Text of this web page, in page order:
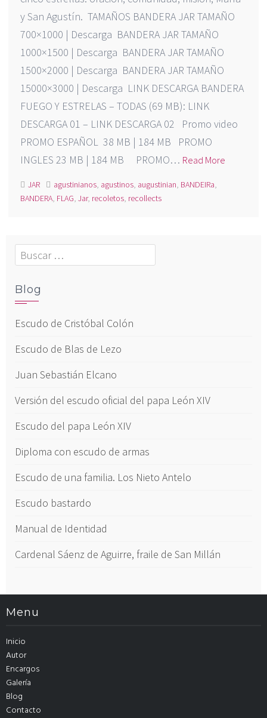
y San Agustín. TAMAÑOS BANDERA JAR TAMAÑO
700×1000 | Descarga BANDERA JAR TAMAÑO
1000×1500 | Descarga BANDERA JAR TAMAÑO
1500×2000 | Descarga BANDERA JAR TAMAÑO
15000×3000 | Descarga LINK DESCARGA BANDERA
FUEGO Y ESTRELAS – TODAS (69 MB): LINK
DESCARGA 01 – LINK DESCARGA 02 Promo video
PROMO ESPAÑOL 38 MB | 184 MB PROMO
INGLES 23 MB | 184 MB PROMO… Read More
JAR agustinianos, agustinos, augustinian, BANDEIRa,
BANDERA, FLAG,Jar, recoletos, recollects
Buscar:
Blog
Escudo de Cristóbal Colón
Escudo de Blas de Lezo
Juan Sebastián Elcano
Versión del escudo oficial del papa León XIV
Escudo del papa León XIV
Diploma con escudo de armas
Escudo de una familia. Los Nieto Antelo
Escudo bastardo
Manual de Identidad
Cardenal Sáenz de Aguirre, fraile de San Millán
Menu
Inicio
Autor
Encargos
Galería
Blog
Contacto